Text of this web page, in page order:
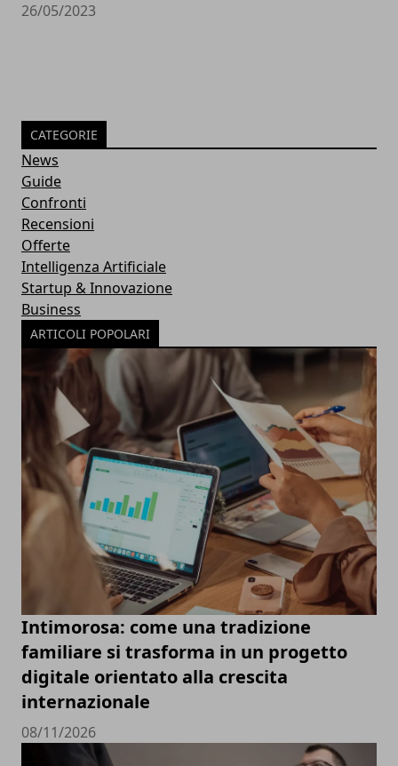
26/05/2023
CATEGORIE
News
Guide
Confronti
Recensioni
Offerte
Intelligenza Artificiale
Startup & Innovazione
Business
ARTICOLI POPOLARI
Intimorosa: come una tradizione
familiare si trasforma in un progetto
digitale orientato alla crescita
internazionale
08/11/2026